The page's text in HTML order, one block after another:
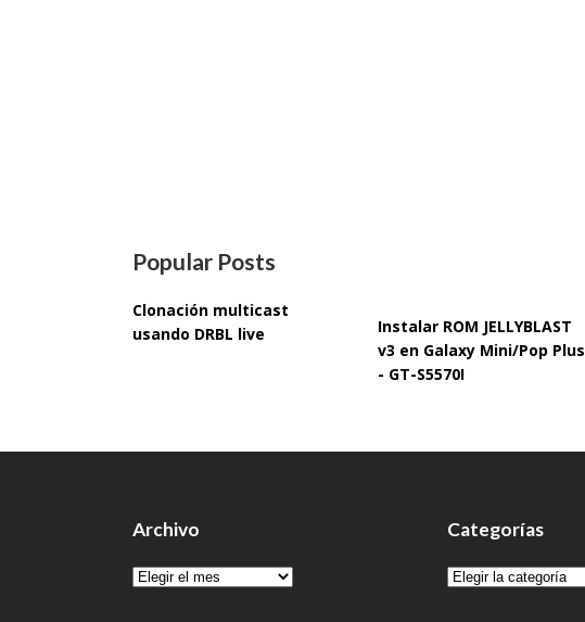
Popular Posts
Clonación multicast
usando DRBL live
Instalar ROM JELLYBLAST
v3 en Galaxy Mini/Pop Plus
- GT-S5570I
Archivo
Archivo
Categorías
Categorías